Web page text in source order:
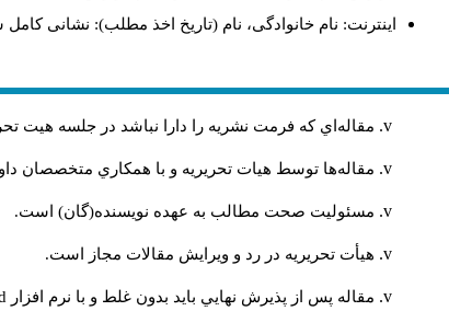
اینترنت: نام خانوادگی، نام (تاریخ اخذ مطلب): نشانی
مقاله‌اي كه فرمت نشريه را دارا نباشد در جلسه هيت
مقاله‌ها توسط هیات تحريريه و با همکاري
مسئوليت صحت مطالب به عهده نويسنده(گان) است.
هيأت تحريريه در رد و ويرايش مقالات مجاز است.
مقاله پس از پذيرش نهايي باید بدون غلط و با نرم افزار